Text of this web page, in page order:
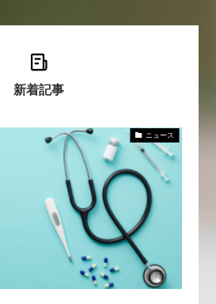
新着記事
ニュース